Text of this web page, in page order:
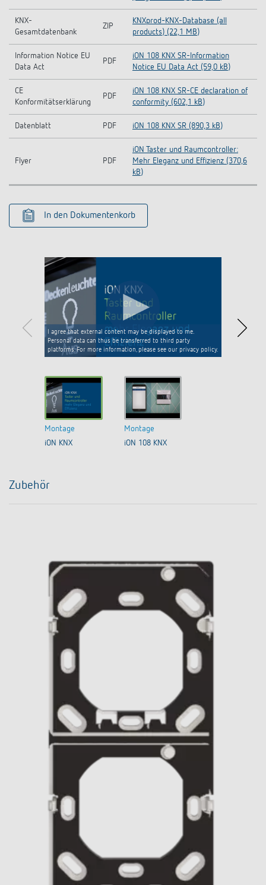
KNX-
Gesamtdatenbank
ZIP
KNXprod-KNX-Database (all
products) (22,1 MB)
Information Notice EU
Data Act
PDF
iON 108 KNX SR-Information
Notice EU Data Act (59,0 kB)
CE
Konformitätserklärung
PDF
iON 108 KNX SR-CE declaration of
conformity (602,1 kB)
Datenblatt PDF iON 108 KNX SR (890,3 kB)
Flyer PDF
iON Taster und Raumcontroller:
Mehr Eleganz und Effizienz (370,6
kB)
In den Dokumentenkorb
I agree that external content may be displayed to me.
Personal data can thus be transferred to third party
platforms. For more information, please see our privacy policy.
Montage
iON KNX
Montage
iON 108 KNX
Zubehör